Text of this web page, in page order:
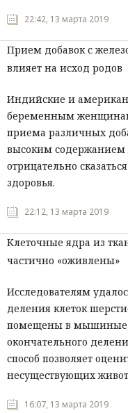
22:42, 13 марта 2019
Прием добавок с
влияет на исход родов
Индийские и
беременным женщинам
приема различных
высоким содержанием
отрицательно
здоровья.
22:12, 13 марта 2019
Клеточные ядра из
частично «оживлены»
Исследователям
деления клеток
помещены в мышиные
окончательного
способ позволяет
несуществующих
16:07, 13 марта 2019